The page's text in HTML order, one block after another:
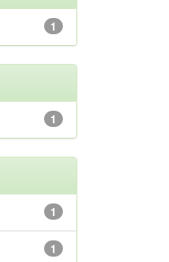
1
1
1
1